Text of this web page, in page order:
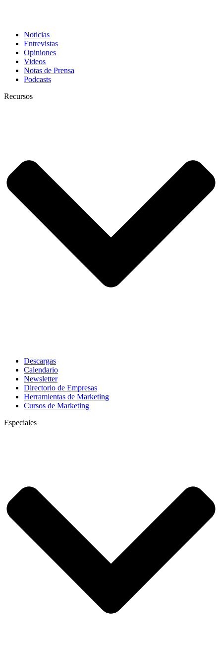
Noticias
Entrevistas
Opiniones
Videos
Notas de Prensa
Podcasts
Recursos
Descargas
Calendario
Newsletter
Directorio de Empresas
Herramientas de Marketing
Cursos de Marketing
Especiales